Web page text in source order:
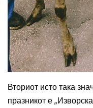
Вториот исто така
празникот е